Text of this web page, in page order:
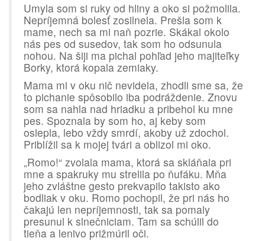
Umyla som si ruky od hliny a oko si požmolila.
Nepríjemná bolesť zosilnela. Prešla som k
mame, nech sa mi naň pozrie. Skákal okolo
nás pes od susedov, tak som ho odsunula
nohou. Na šiji ma pichal pohľad jeho majiteľky
Borky, ktorá kopala zemiaky.
Mama mi v oku nič nevidela, zhodli sme sa, že
to pichanie spôsobilo iba podráždenie. Znovu
som sa nahla nad hriadku a pribehol ku mne
pes. Spoznala by som ho, aj keby som
oslepla, lebo vždy smrdí, akoby už zdochol.
Priblížil sa k mojej tvári a oblizol mi oko.
„Romo!“ zvolala mama, ktorá sa skláňala pri
mne a spakruky mu strelila po ňufáku. Mňa
jeho zvláštne gesto prekvapilo takisto ako
bodliak v oku. Romo pochopil, že pri nás ho
čakajú len nepríjemnosti, tak sa pomaly
presunul k slnečniciam. Tam sa schúlil do
tieňa a lenivo prižmúril oči.